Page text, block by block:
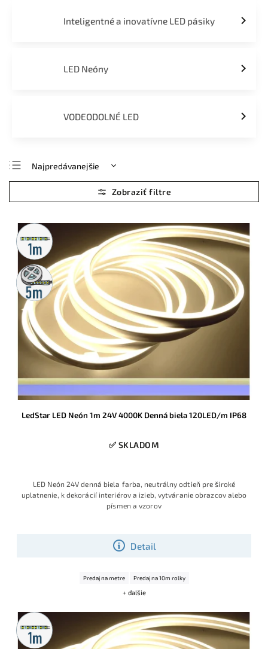
Inteligentné a inovatívne LED pásiky
LED Neóny
VODEODOLNÉ LED
Najpredávanejšie
Najlacnejšie
Najdrahšie
Abecedne
Metrážny
predaj
5m
rolka
LedStar LED Neón 1m 24V 4000K Denná biela 120LED/m IP68
✅ SKLADOM
Detail
LED Neón 24V denná biela farba, neutrálny odtieň pre široké
uplatnenie, k dekorácií interiérov a izieb, vytváranie obrazcov alebo
písmen a vzorov
Predaj na metre Predaj na 10m rolky
+ ďalšie
Metrážny
predaj